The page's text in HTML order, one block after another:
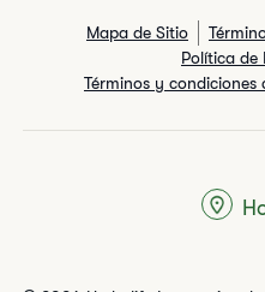
Mapa de Sitio
Política de
Términos y condiciones